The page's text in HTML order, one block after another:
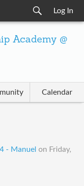
Log In
Academy @
Calendar
- Manuel on Friday,